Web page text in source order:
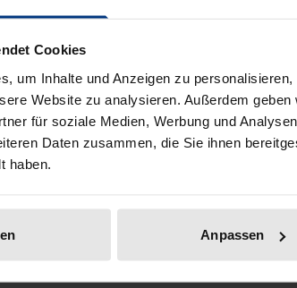
Cookies
um Inhalte und Anzeigen zu
Website zu analysieren. Außerdem
für soziale Medien, Werbung und
Daten zusammen, die Sie ihnen
haben.
Anpassen
Prices include VAT. Depending on the
Add to Cart Add to
Delivery cost notice
Bibliographical data